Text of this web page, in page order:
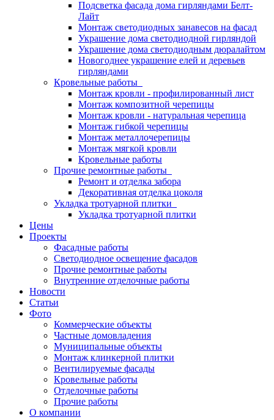
Подсветка фасада дома гирляндами Белт-
Лайт
Монтаж светодиодных занавесов на фасад
Украшение дома светодиодной гирляндой
Украшение дома светодиодным дюралайтом
Новогоднее украшение елей и деревьев
гирляндами
Кровельные работы
Монтаж кровли - профилированный лист
Монтаж композитной черепицы
Монтаж кровли - натуральная черепица
Монтаж гибкой черепицы
Монтаж металлочерепицы
Монтаж мягкой кровли
Кровельные работы
Прочие ремонтные работы
Ремонт и отделка забора
Декоративная отделка цоколя
Укладка тротуарной плитки
Укладка тротуарной плитки
Цены
Проекты
Фасадные работы
Светодиодное освещение фасадов
Прочие ремонтные работы
Внутренние отделочные работы
Новости
Статьи
Фото
Коммерческие объекты
Частные домовладения
Муниципальные объекты
Монтаж клинкерной плитки
Вентилируемые фасады
Кровельные работы
Отделочные работы
Прочие работы
О компании